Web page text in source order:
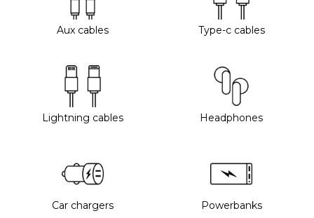
Aux cables Type-c cables
Lightning cables Headphones
Car chargers Powerbanks